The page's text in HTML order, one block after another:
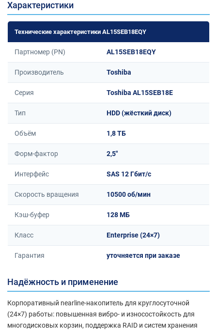
Характеристики
Технические характеристики AL15SEB18EQY
Партномер (PN) AL15SEB18EQY
Производитель Toshiba
Серия Toshiba AL15SEB18E
Тип HDD (жёсткий диск)
Объём 1,8 ТБ
Форм-фактор 2,5"
Интерфейс SAS 12 Гбит/с
Скорость вращения 10500 об/мин
Кэш-буфер 128 МБ
Класс Enterprise (24×7)
Гарантия уточняется при заказе
Надёжность и применение
Корпоративный nearline-накопитель для круглосуточной
(24×7) работы: повышенная вибро- и износостойкость для
многодисковых корзин, поддержка RAID и систем хранения